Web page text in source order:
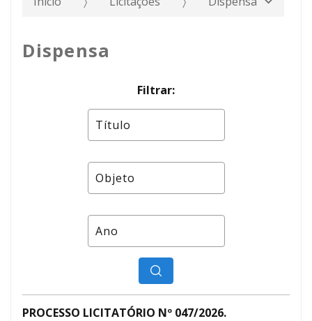
Dispensa
Filtrar:
PROCESSO LICITATÓRIO Nº 047/2026.